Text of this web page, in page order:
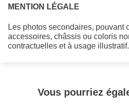
MENTION LÉGALE
Les photos secondaires, pouvant
accessoires, châssis ou coloris
contractuelles et à usage illustratif.
Vous pourriez